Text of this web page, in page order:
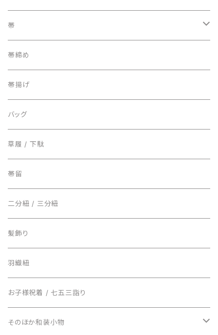
訪問着
附下
小紋 / 紬 / 御召
麻/夏もの
帯
袋帯
名古屋帯
半巾帯
帯締め
帯揚げ
バッグ
草履 / 下駄
帯留
二分紐 / 三分紐
髪飾り
羽織紐
お子様祝着 / 七五三詣り
そのほか和装小物